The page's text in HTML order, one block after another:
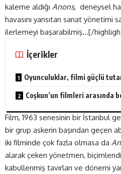
kaleme aldığı Anons, deneysel
havasını yansıtan sanat yönetimi
ilerlemeyi başarabilmiş…[/
İçerikler
Oyunculuklar, filmi güçlü
Coşkun’un filmleri arasında
Film, 1963 senesinin bir İstanbul
bir grup askerin başından geçen
iki filminde çok fazla olmasa da
alarak çeken yönetmen,
kabullenmiş tavırları ve dönemi